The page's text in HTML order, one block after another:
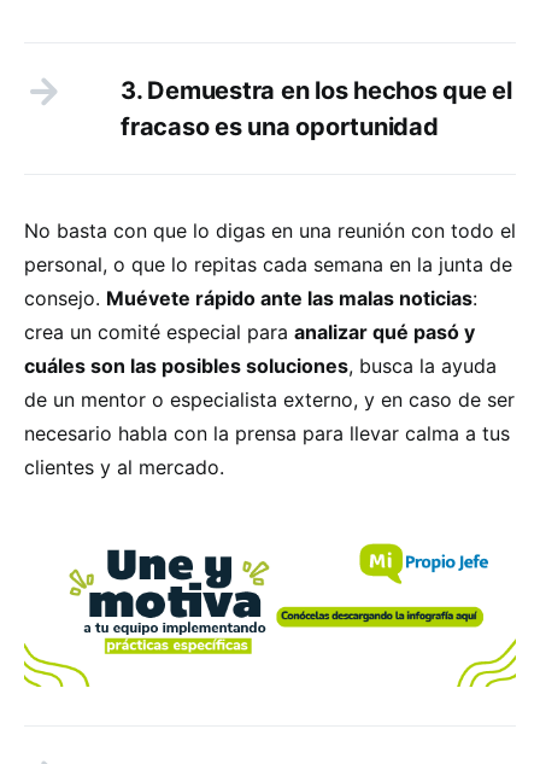
3. Demuestra en los hechos que el
fracaso es una oportunidad
No basta con que lo digas en una reunión con todo el
personal, o que lo repitas cada semana en la junta de
consejo. Muévete rápido ante las malas noticias:
crea un comité especial para analizar qué pasó y
cuáles son las posibles soluciones, busca la ayuda
de un mentor o especialista externo, y en caso de ser
necesario habla con la prensa para llevar calma a tus
clientes y al mercado.